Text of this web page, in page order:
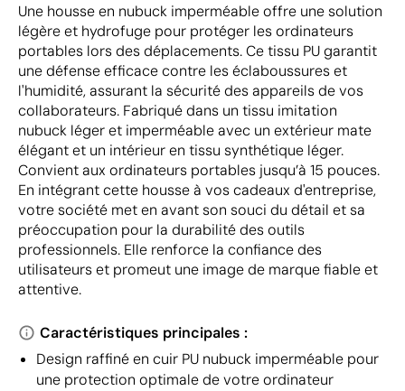
Une housse en nubuck imperméable offre une solution
légère et hydrofuge pour protéger les ordinateurs
portables lors des déplacements. Ce tissu PU garantit
une défense efficace contre les éclaboussures et
l'humidité, assurant la sécurité des appareils de vos
collaborateurs. Fabriqué dans un tissu imitation
nubuck léger et imperméable avec un extérieur mate
élégant et un intérieur en tissu synthétique léger.
Convient aux ordinateurs portables jusqu’à 15 pouces.
En intégrant cette housse à vos cadeaux d'entreprise,
votre société met en avant son souci du détail et sa
préoccupation pour la durabilité des outils
professionnels. Elle renforce la confiance des
utilisateurs et promeut une image de marque fiable et
attentive.
Caractéristiques principales :
Design raffiné en cuir PU nubuck imperméable pour
une protection optimale de votre ordinateur